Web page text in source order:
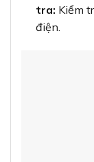
tra: Kiểm
điện.